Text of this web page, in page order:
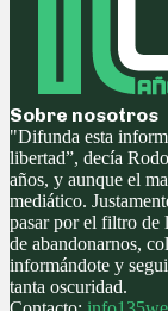
Sobre nosotros
"Difunda esta
libertad”, decía
años, y aunque el
mediático.
pasar por el filtro de
de abandonarnos,
informándote y
tanta oscuridad.